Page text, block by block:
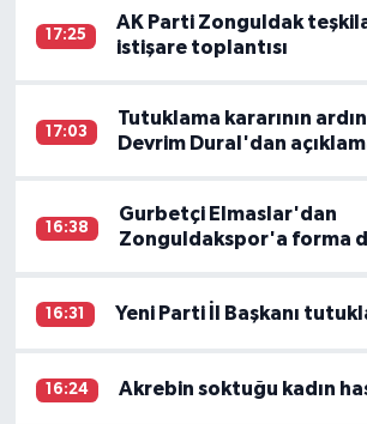
17:25
AK Parti Zonguldak
istişare toplantısı
17:03
Tutuklama kararının
Devrim Dural'dan
16:38
Gurbetçi Elmaslar'dan
Zonguldakspor'a forma
16:31 Yeni Parti İl Başkanı
16:24 Akrebin soktuğu kadın